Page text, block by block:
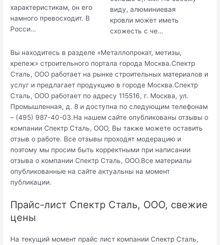
характеристикам, он его
намного превосходит. В
Росси…
виду, алюминиевая
кровли может иметь
схожесть с че…
Вы находитесь в разделе «Металлопрокат, метизы,
крепеж» строительного портала города Москва.Спектр
Сталь, ООО работает на рынке строительных материалов и
услуг и предлагает продукцию в городе Москва.Спектр
Сталь, ООО работает по адресу 115516, г. Москва, ул.
Промышленная, д. 8 и доступна по следующим телефонам
– (495) 987-40-03.На нашем сайте опубликованы отзывы о
компании Спектр Сталь, ООО, Вы также можете оставить
отзыв о работе. Все отзывы проходят модерацию и
поэтому мы просим быть корректными при написании
отзыва о компании Спектр Сталь, ООО.Все материалы
опубликованные на сайте актуальны на момент
публикации.
Прайс-лист Спектр Сталь, ООО, свежие
цены
На текущий момент прайс лист компании Спектр Сталь,